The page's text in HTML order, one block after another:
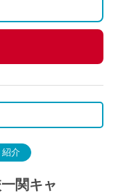
紹介
関キャ